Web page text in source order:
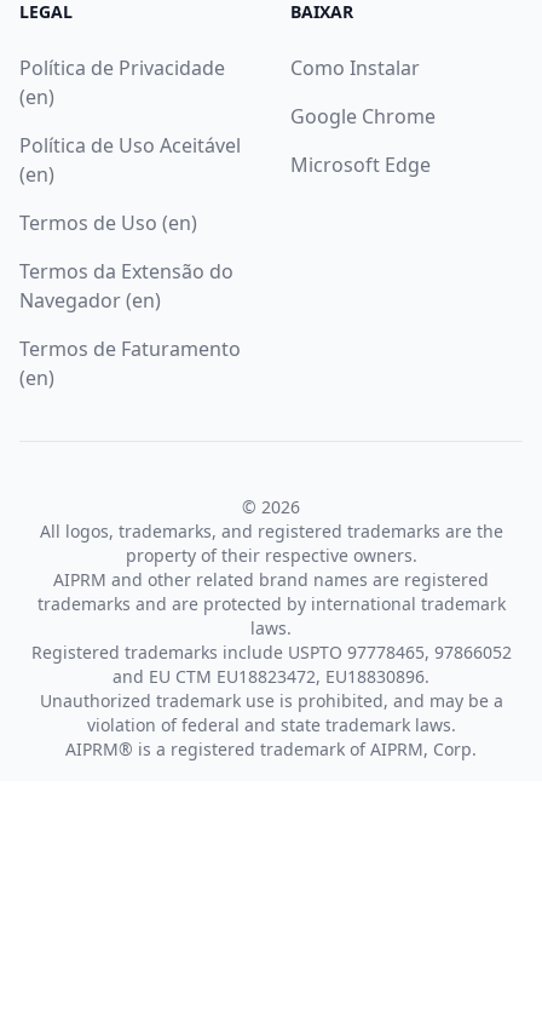
LEGAL
Política de Privacidade
(en)
Política de Uso Aceitável
(en)
Termos de Uso (en)
Termos da Extensão do
Navegador (en)
Termos de Faturamento
(en)
BAIXAR
Como Instalar
Google Chrome
Microsoft Edge
© 2026
All logos, trademarks, and registered trademarks are the
property of their respective owners.
AIPRM and other related brand names are registered
trademarks and are protected by international trademark
laws.
Registered trademarks include USPTO 97778465, 97866052
and EU CTM EU18823472, EU18830896.
Unauthorized trademark use is prohibited, and may be a
violation of federal and state trademark laws.
AIPRM® is a registered trademark of AIPRM, Corp.